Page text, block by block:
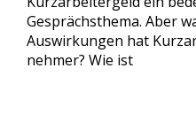
Gesprächsthema. Aber
Auswirkungen hat
nehmer? Wie ist